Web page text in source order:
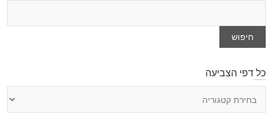
חיפוש
כל דפי הצביעה